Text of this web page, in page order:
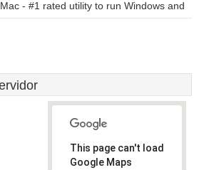
- #1 rated utility to run Windows and
This page can't load
Google Maps